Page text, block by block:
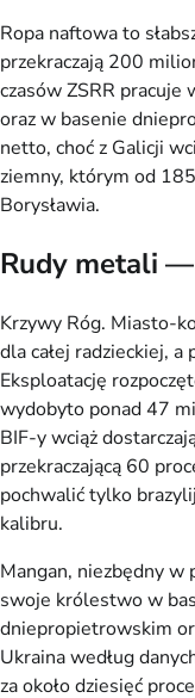
Ropa naftowa to
przekraczają 200
czasów ZSRR
oraz w basenie
netto, choć z Galicji
ziemny, którym od
Borysławia.
Rudy metali
Krzywy Róg. Miasto-
dla całej radzieckiej,
Eksploatację
wydobyto ponad 47
BIF-y wciąż
przekraczającą 60
pochwalić tylko
kalibru.
Mangan, niezbędny
swoje królestwo w
dniepropietrowskim
Ukraina według
za około dziesięć